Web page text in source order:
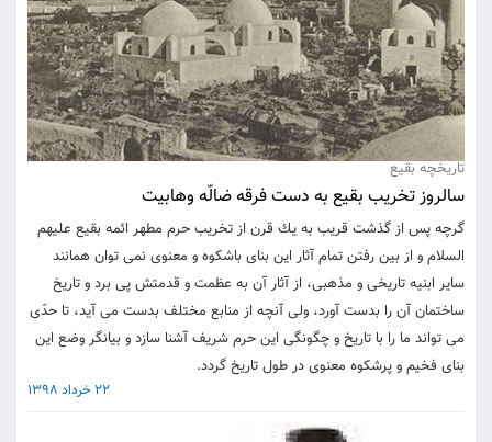
تاریخچه بقیع
سالروز تخریب بقیع به دست فرقه ضالّه وهابیت
گرچه پس از گذشت قريب به يك قرن از تخريب حرم مطهر ائمه بقيع‌ علیهم
السلام و از بين رفتن تمام آثار اين بناى باشكوه و معنوى نمى توان همانند
ساير ابنيه تاريخى و مذهبى، از آثار آن به عظمت و قدمتش پى برد و تاريخ
ساختمان آن را بدست آورد، ولى آنچه از منابع مختلف بدست مى آيد، تا حدّى
مى تواند ما را با تاريخ و چگونگى اين حرم شريف آشنا سازد و بيانگر وضع اين
بناى فخيم و پرشكوه معنوى در طول تاريخ گردد.
22 خرداد 1398